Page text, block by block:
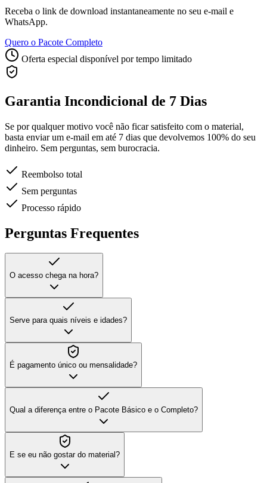
Receba o link de download instantaneamente no seu e-mail e
WhatsApp.
Quero o Pacote Completo
Oferta especial disponível por tempo limitado
Garantia Incondicional de 7 Dias
Se por qualquer motivo você não ficar satisfeito com o material,
basta enviar um e-mail em até 7 dias que devolvemos 100% do seu
dinheiro. Sem perguntas, sem burocracia.
Reembolso total
Sem perguntas
Processo rápido
Perguntas Frequentes
O acesso chega na hora?
Serve para quais níveis e idades?
É pagamento único ou mensalidade?
Qual a diferença entre o Pacote Básico e o Completo?
E se eu não gostar do material?